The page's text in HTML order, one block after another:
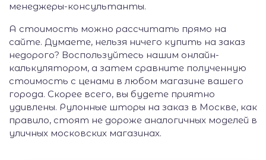
менеджеры-консультанты.
А стоимость можно рассчитать прямо на
сайте. Думаете, нельзя ничего купить на заказ
недорого? Воспользуйтесь нашим онлайн-
калькулятором, а затем сравните полученную
стоимость с ценами в любом магазине вашего
города. Скорее всего, вы будете приятно
удивлены. Рулонные шторы на заказ в Москве, как
правило, стоят не дороже аналогичных моделей в
уличных московских магазинах.